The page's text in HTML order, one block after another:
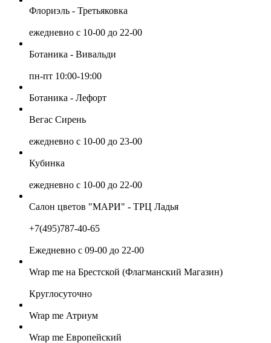
Флориэль - Третьяковка
ежедневно с 10-00 до 22-00
Ботаника - Вивальди
пн-пт 10:00-19:00
Ботаника - Лефорт
Вегас Сирень
ежедневно с 10-00 до 23-00
Кубинка
ежедневно с 10-00 до 22-00
Салон цветов "МАРИ" - ТРЦ Ладья
+7(495)787-40-65
Ежедневно с 09-00 до 22-00
Wrap me на Брестской (Флагманский Магазин)
Круглосуточно
Wrap me Атриум
Wrap me Европейский